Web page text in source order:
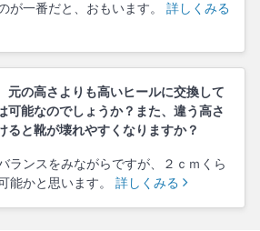
が一番だと、おもいます。 詳しくみる
元の高さよりも高いヒールに交換して
可能なのでしょうか？また、違う高さ
ると靴が壊れやすくなりますか？
ランスをみながらですが、２ｃｍくら
能かと思います。 詳しくみる